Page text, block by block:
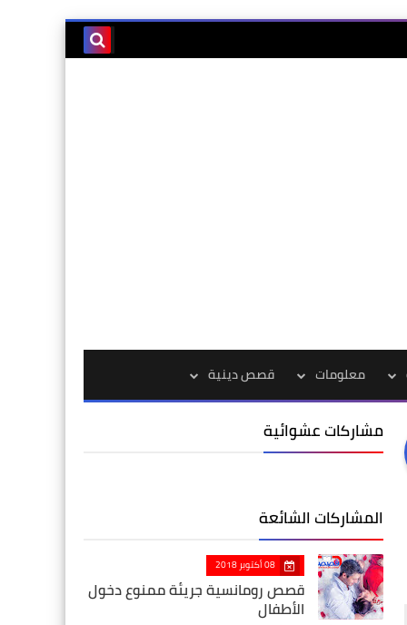
معلومات قصص دينية
مشاركات عشوائية
المشاركات الشائعة
08 أكتوبر 2018
قصص رومانسية جريئة ممنوع دخول
الأطفال